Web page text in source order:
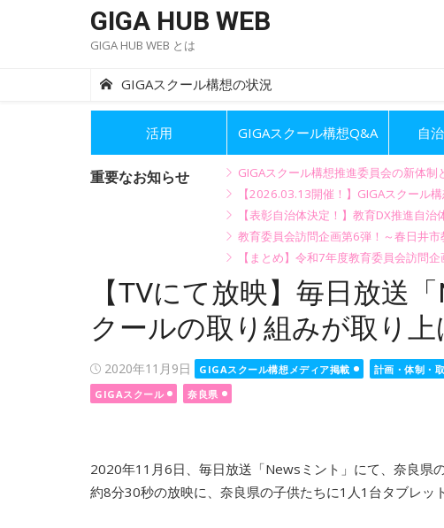
GIGA HUB WEB
GIGA HUB WEB とは
GIGAスクール構想の状況
活用 GIGAスクール構想Q&A 自
重要なお知らせ
GIGAスクール構想推進委員会の新体
【2026.03.13開催！】GIGAスクール
【表彰自治体決定！】教育DX推進自治
教育委員会訪問企画第6弾！～春日井
【まとめ】令和7年度教育委員会訪問企
【TVにて放映】毎日放送
クールの取り組みが取り上
Posted
on
2020年11月9日 GIGAスクール構想メディア掲載 計画・体制・
GIGAスクール
奈良県
2020年11月6日、毎日放送「Newsミント」にて、奈良県
約8分30秒の放映に、奈良県の子供たちに1人1台タブレッ